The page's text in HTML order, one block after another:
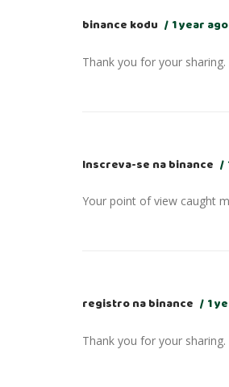
binance kodu 1 year ago
Thank you for your
Inscreva-se na binance
Your point of view caught
registro na binance 1
Thank you for your